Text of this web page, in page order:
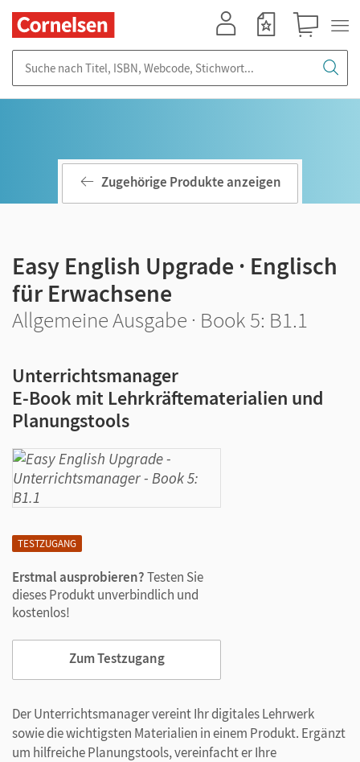
TESTZUGANG
Erstmal ausprobieren?Testen Sie
dieses Produkt unverbindlich und
kostenlos!
Zum Testzugang
Zugehörige Produkte anzeigen
Easy English Upgrade · Englisch
für Erwachsene
Allgemeine Ausgabe · Book 5: B1.1
Unterrichtsmanager
E-Book mit Lehrkräftematerialien und
Planungstools
Der Unterrichtsmanager vereint Ihr digitales Lehrwerk
sowie die wichtigsten Materialien in einem Produkt. Ergänzt
um hilfreiche Planungstools, vereinfacht er Ihre